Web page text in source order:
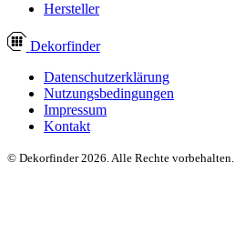
Hersteller
Dekorfinder
Datenschutzerklärung
Nutzungsbedingungen
Impressum
Kontakt
© Dekorfinder 2026. Alle Rechte vorbehalten.